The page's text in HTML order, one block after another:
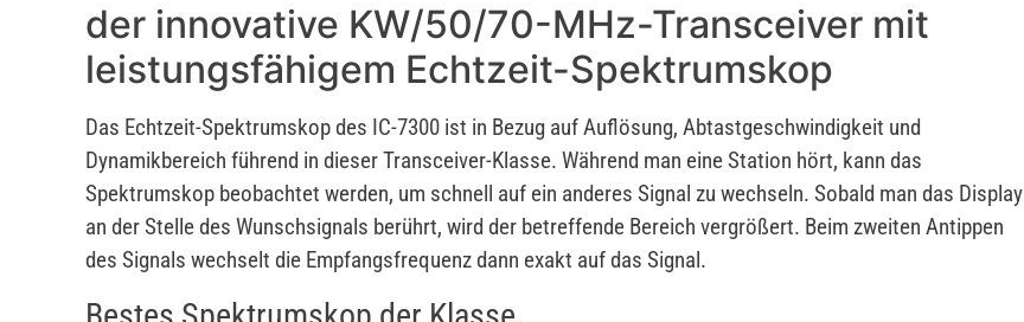
der innovative KW/50/70-MHz-Transceiver mit
leistungsfähigem Echtzeit-Spektrumskop
Das Echtzeit-Spektrumskop des IC-7300 ist in Bezug auf Auflösung, Abtastgeschwindigkeit und
Dynamikbereich führend in dieser Transceiver-Klasse. Während man eine Station hört, kann das
Spektrumskop beobachtet werden, um schnell auf ein anderes Signal zu wechseln. Sobald man das Display
an der Stelle des Wunschsignals berührt, wird der betreffende Bereich vergrößert. Beim zweiten Antippen
des Signals wechselt die Empfangsfrequenz dann exakt auf das Signal.